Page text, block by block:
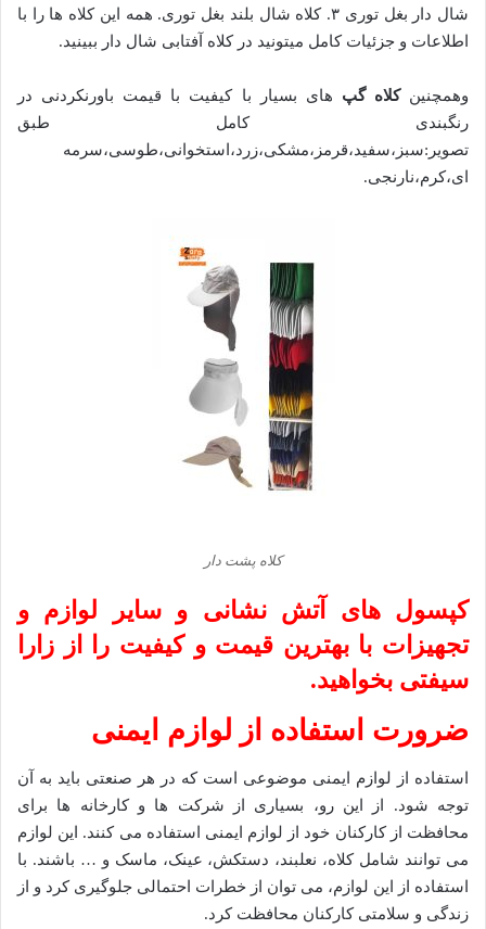
شال دار بغل توری ۳. کلاه شال بلند بغل توری. همه این کلاه ها را با
اطلاعات و جزئیات کامل میتونید در کلاه آفتابی شال دار ببینید.
وهمچنینکلاه گپ های بسیار با کیفیت با قیمت باورنکردنی در
رنگبندی کامل طبق
تصویر:سبز،سفید،قرمز،مشکی،زرد،استخوانی،طوسی،سرمه
ای،کرم،نارنجی.
کلاه پشت دار
کپسول های آتش نشانی و سایر لوازم و
تجهیزات با بهترین قیمت و کیفیت را از زارا
سیفتی بخواهید.
ضرورت استفاده از لوازم ایمنی
استفاده از لوازم ایمنی موضوعی است که در هر صنعتی باید به آن
توجه شود. از این رو، بسیاری از شرکت ها و کارخانه ها برای
محافظت از کارکنان خود از لوازم ایمنی استفاده می کنند. این لوازم
می توانند شامل کلاه، نعلبند، دستکش، عینک، ماسک و … باشند. با
استفاده از این لوازم، می توان از خطرات احتمالی جلوگیری کرد و از
زندگی و سلامتی کارکنان محافظت کرد.